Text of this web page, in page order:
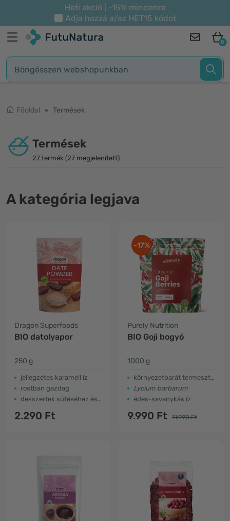
Heti akció | -15% mindenre
Adja hozzá a/az HET15 kódot
0
Főoldal Termések
Termések
27 termék (27 megjelenített)
A kategória legjava
Dragon Superfoods
BIO datolyapor
250 g
jellegzetes karamell íz
rostban gazdag
desszertek sütéséhez és édesítéséhez
2.290 Ft
-17%
Purely Nutrition
BIO Goji bogyó
1000 g
környezetbarát termesztés
Lycium barbarum
édes-savanykás íz
9.990 Ft 11.990 Ft